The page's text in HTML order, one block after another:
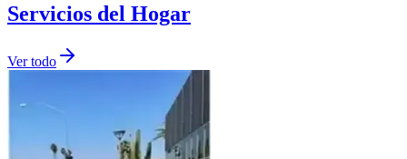
Servicios del Hogar
Ver todo